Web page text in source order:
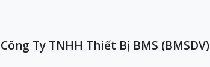
Công Ty TNHH Thiết Bị BMS (BMSDV)